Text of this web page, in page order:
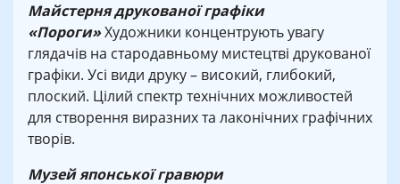
Майстерня друкованої графіки
«Пороги»Художники концентрують увагу
глядачів на стародавньому мистецтві друкованої
графіки. Усі види друку – високий, глибокий,
плоский. Цілий спектр технічних можливостей
для створення виразних та лаконічних графічних
творів.
Музей японської гравюри